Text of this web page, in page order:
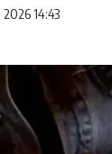
2026 14:43